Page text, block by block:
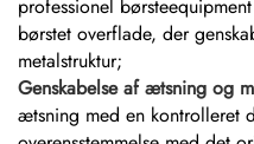
professionel
børstet overflade, der
metalstruktur;
Genskabelse af ætsning og
ætsning med en kontrolleret